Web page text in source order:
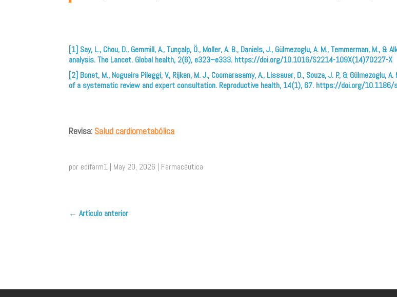
[1] Say, L., Chou, D., Gemmill, A., Tunçalp, Ö., Moller, A. B., Daniels, J., Gülmezoglu, A. M., Temmerman,
analysis. The Lancet. Global health, 2(6), e323–e333. https://doi.org/10.1016/S2214-109X(14)70227-X
[2] Bonet, M., Nogueira Pileggi, V., Rijken, M. J., Coomarasamy, A., Lissauer, D., Souza, J. P., &
of a systematic review and expert consultation. Reproductive health, 14(1), 67. https://doi.org/
Revisa:Salud cardiometabólica
por edifarm1 | May 20, 2026 | Farmacéutica
←Artículo anterior